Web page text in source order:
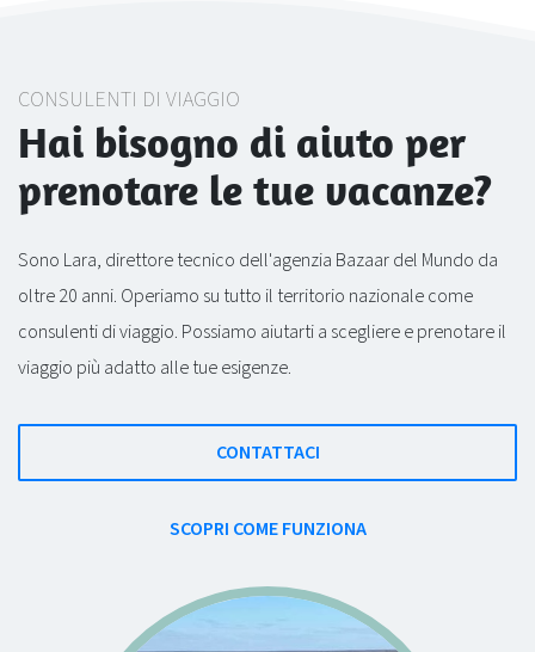
CONSULENTI DI VIAGGIO
Hai bisogno di aiuto per
prenotare le tue vacanze?
Sono Lara, direttore tecnico dell'agenzia Bazaar del Mundo da
oltre 20 anni. Operiamo su tutto il territorio nazionale come
consulenti di viaggio. Possiamo aiutarti a scegliere e prenotare il
viaggio più adatto alle tue esigenze.
CONTATTACI
SCOPRI COME FUNZIONA